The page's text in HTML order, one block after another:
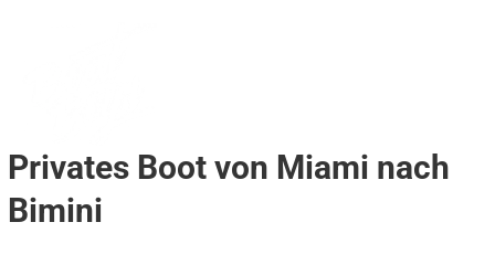
Privates Boot von Miami nach
Bimini